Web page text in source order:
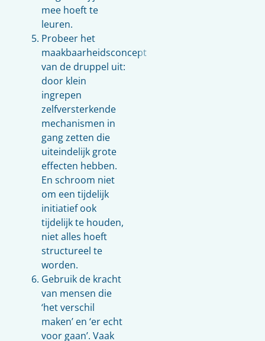
mee hoeft te
leuren.
Probeer het
maakbaarheidsconcept
van de druppel uit:
door klein
ingrepen
zelfversterkende
mechanismen in
gang zetten die
uiteindelijk grote
effecten hebben.
En schroom niet
om een tijdelijk
initiatief ook
tijdelijk te houden,
niet alles hoeft
structureel te
worden.
Gebruik de kracht
van mensen die
‘het verschil
maken’ en ‘er echt
voor gaan’. Vaak